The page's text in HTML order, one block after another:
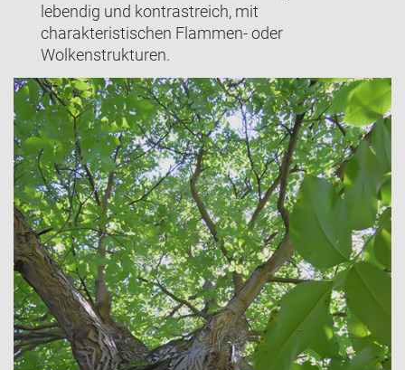
lebendig und kontrastreich, mit
charakteristischen Flammen- oder
Wolkenstrukturen.